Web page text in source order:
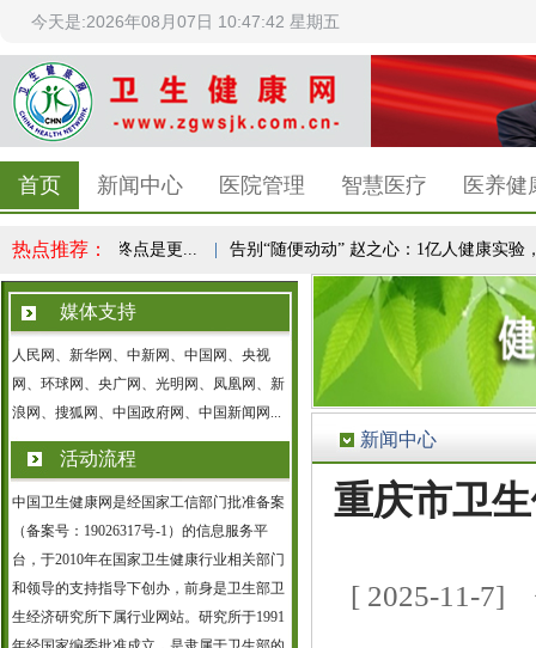
今天是:2026年08月07日 10:47:43 星期五
首页 新闻中心 医院管理 智慧医疗 医养健
热点推荐：
识，减重终点是更... | 告别“随便动动” 赵之心：1亿人健康实验，...
媒体支持
人民网、新华网、中新网、中国网、央视
网、环球网、央广网、光明网、凤凰网、新
浪网、搜狐网、中国政府网、中国新闻网...
活动流程
中国卫生健康网是经国家工信部门批准备案
（备案号：19026317号-1）的信息服务平
台，于2010年在国家卫生健康行业相关部门
和领导的支持指导下创办，前身是卫生部卫
生经济研究所下属行业网站。研究所于1991
新闻中心
重庆市卫
[ 2025-11-7]